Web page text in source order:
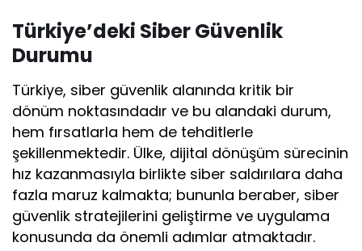
Türkiye’deki Siber Güvenlik
Durumu
Türkiye, siber güvenlik alanında kritik bir
dönüm noktasındadır ve bu alandaki durum,
hem fırsatlarla hem de tehditlerle
şekillenmektedir. Ülke, dijital dönüşüm sürecinin
hız kazanmasıyla birlikte siber saldırılara daha
fazla maruz kalmakta; bununla beraber, siber
güvenlik stratejilerini geliştirme ve uygulama
konusunda da önemli adımlar atmaktadır.